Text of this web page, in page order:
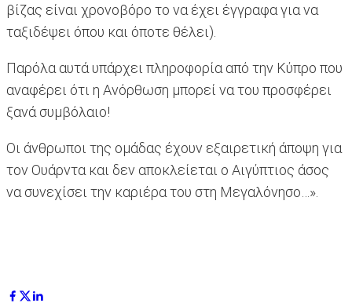
βίζας είναι χρονοβόρο το να έχει έγγραφα για να
ταξιδέψει όπου και όποτε θέλει).
Παρόλα αυτά υπάρχει πληροφορία από την Κύπρο που
αναφέρει ότι η Ανόρθωση μπορεί να του προσφέρει
ξανά συμβόλαιο!
Οι άνθρωποι της ομάδας έχουν εξαιρετική άποψη για
τον Ουάρντα και δεν αποκλείεται ο Αιγύπτιος άσος
να συνεχίσει την καριέρα του στη Μεγαλόνησο…».